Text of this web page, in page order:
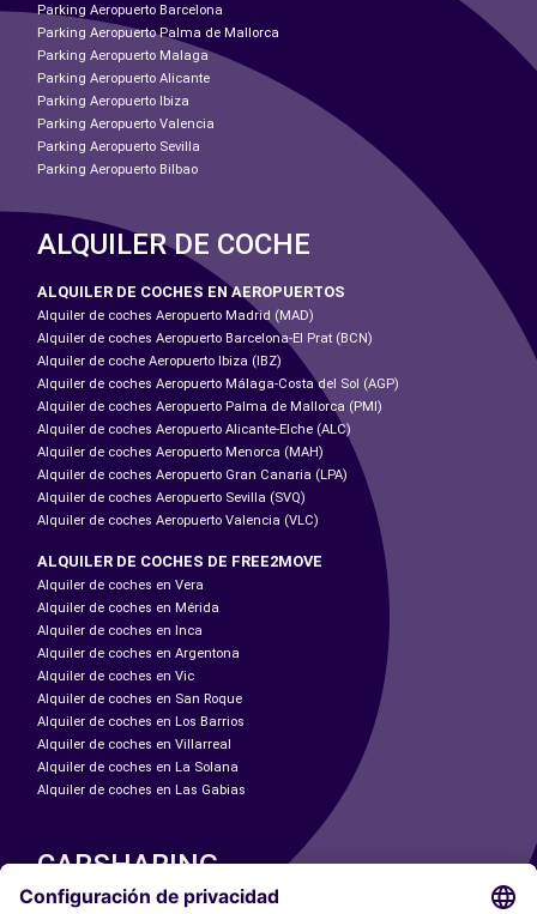
Parking Aeropuerto Barcelona
Parking Aeropuerto Palma de Mallorca
Parking Aeropuerto Malaga
Parking Aeropuerto Alicante
Parking Aeropuerto Ibiza
Parking Aeropuerto Valencia
Parking Aeropuerto Sevilla
Parking Aeropuerto Bilbao
ALQUILER DE COCHE
ALQUILER DE COCHES EN AEROPUERTOS
Alquiler de coches Aeropuerto Madrid (MAD)
Alquiler de coches Aeropuerto Barcelona-El Prat (BCN)
Alquiler de coche Aeropuerto Ibiza (IBZ)
Alquiler de coches Aeropuerto Málaga-Costa del Sol (AGP)
Alquiler de coches Aeropuerto Palma de Mallorca (PMI)
Alquiler de coches Aeropuerto Alicante-Elche (ALC)
Alquiler de coches Aeropuerto Menorca (MAH)
Alquiler de coches Aeropuerto Gran Canaria (LPA)
Alquiler de coches Aeropuerto Sevilla (SVQ)
Alquiler de coches Aeropuerto Valencia (VLC)
ALQUILER DE COCHES DE FREE2MOVE
Alquiler de coches en Vera
Alquiler de coches en Mérida
Alquiler de coches en Inca
Alquiler de coches en Argentona
Alquiler de coches en Vic
Alquiler de coches en San Roque
Alquiler de coches en Los Barrios
Alquiler de coches en Villarreal
Alquiler de coches en La Solana
Alquiler de coches en Las Gabias
CARSHARING